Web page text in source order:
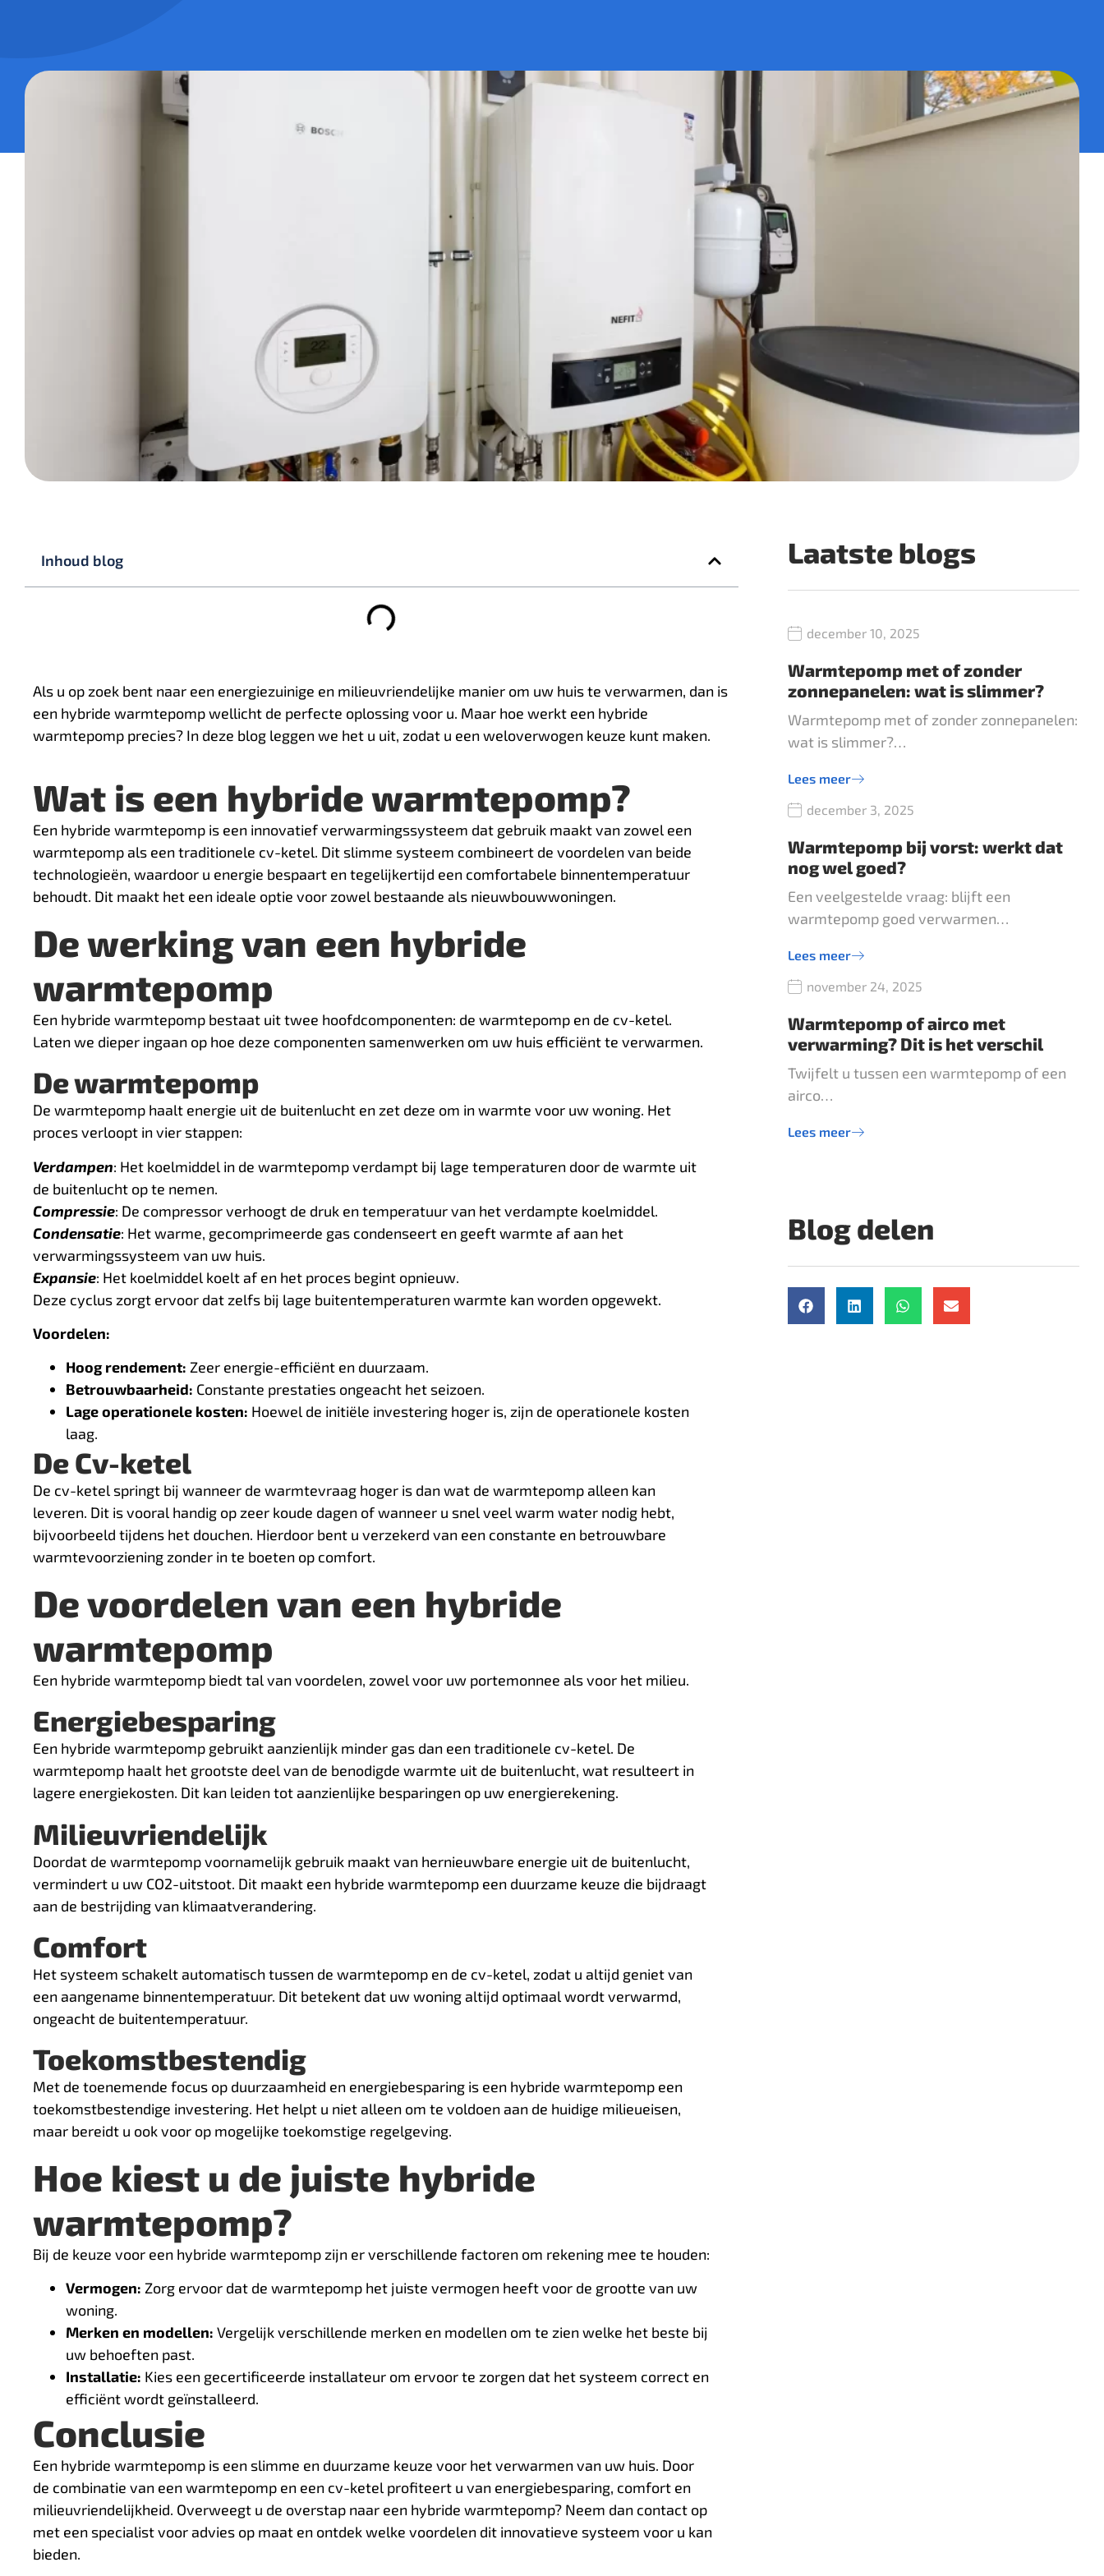
Inhoud blog
Als u op zoek bent naar een energiezuinige en milieuvriendelijke manier om uw huis te verwarmen, dan is
een hybride warmtepomp wellicht de perfecte oplossing voor u. Maar hoe werkt een hybride
warmtepomp precies? In deze blog leggen we het u uit, zodat u een weloverwogen keuze kunt maken.
Wat is een hybride warmtepomp?
Een hybride warmtepomp is een innovatief verwarmingssysteem dat gebruik maakt van zowel een
warmtepomp als een traditionele cv-ketel. Dit slimme systeem combineert de voordelen van beide
technologieën, waardoor u energie bespaart en tegelijkertijd een comfortabele binnentemperatuur
behoudt. Dit maakt het een ideale optie voor zowel bestaande als nieuwbouwwoningen.
De werking van een hybride
warmtepomp
Een hybride warmtepomp bestaat uit twee hoofdcomponenten: de warmtepomp en de cv-ketel.
Laten we dieper ingaan op hoe deze componenten samenwerken om uw huis efficiënt te verwarmen.
De warmtepomp
De warmtepomp haalt energie uit de buitenlucht en zet deze om in warmte voor uw woning. Het
proces verloopt in vier stappen:
Verdampen: Het koelmiddel in de warmtepomp verdampt bij lage temperaturen door de warmte uit
de buitenlucht op te nemen.
Compressie: De compressor verhoogt de druk en temperatuur van het verdampte koelmiddel.
Condensatie: Het warme, gecomprimeerde gas condenseert en geeft warmte af aan het
verwarmingssysteem van uw huis.
Expansie: Het koelmiddel koelt af en het proces begint opnieuw.
Deze cyclus zorgt ervoor dat zelfs bij lage buitentemperaturen warmte kan worden opgewekt.
Voordelen:
Hoog rendement: Zeer energie-efficiënt en duurzaam.
Betrouwbaarheid: Constante prestaties ongeacht het seizoen.
Lage operationele kosten: Hoewel de initiële investering hoger is, zijn de operationele kosten
laag.
De Cv-ketel
De cv-ketel springt bij wanneer de warmtevraag hoger is dan wat de warmtepomp alleen kan
leveren. Dit is vooral handig op zeer koude dagen of wanneer u snel veel warm water nodig hebt,
bijvoorbeeld tijdens het douchen. Hierdoor bent u verzekerd van een constante en betrouwbare
warmtevoorziening zonder in te boeten op comfort.
De voordelen van een hybride
warmtepomp
Een hybride warmtepomp biedt tal van voordelen, zowel voor uw portemonnee als voor het milieu.
Energiebesparing
Een hybride warmtepomp gebruikt aanzienlijk minder gas dan een traditionele cv-ketel. De
warmtepomp haalt het grootste deel van de benodigde warmte uit de buitenlucht, wat resulteert in
lagere energiekosten. Dit kan leiden tot aanzienlijke besparingen op uw energierekening.
Milieuvriendelijk
Doordat de warmtepomp voornamelijk gebruik maakt van hernieuwbare energie uit de buitenlucht,
vermindert u uw CO2-uitstoot. Dit maakt een hybride warmtepomp een duurzame keuze die bijdraagt
aan de bestrijding van klimaatverandering.
Comfort
Het systeem schakelt automatisch tussen de warmtepomp en de cv-ketel, zodat u altijd geniet van
een aangename binnentemperatuur. Dit betekent dat uw woning altijd optimaal wordt verwarmd,
ongeacht de buitentemperatuur.
Toekomstbestendig
Met de toenemende focus op duurzaamheid en energiebesparing is een hybride warmtepomp een
toekomstbestendige investering. Het helpt u niet alleen om te voldoen aan de huidige milieueisen,
maar bereidt u ook voor op mogelijke toekomstige regelgeving.
Hoe kiest u de juiste hybride
warmtepomp?
Bij de keuze voor een hybride warmtepomp zijn er verschillende factoren om rekening mee te houden:
Vermogen: Zorg ervoor dat de warmtepomp het juiste vermogen heeft voor de grootte van uw
woning.
Merken en modellen: Vergelijk verschillende merken en modellen om te zien welke het beste bij
uw behoeften past.
Installatie: Kies een gecertificeerde installateur om ervoor te zorgen dat het systeem correct en
efficiënt wordt geïnstalleerd.
Conclusie
Een hybride warmtepomp is een slimme en duurzame keuze voor het verwarmen van uw huis. Door
de combinatie van een warmtepomp en een cv-ketel profiteert u van energiebesparing, comfort en
milieuvriendelijkheid. Overweegt u de overstap naar een hybride warmtepomp? Neem dan contact op
met een specialist voor advies op maat en ontdek welke voordelen dit innovatieve systeem voor u kan
bieden.
Laatste blogs
december 10, 2025
Warmtepomp met of zonder
zonnepanelen: wat is slimmer?
Warmtepomp met of zonder zonnepanelen:
wat is slimmer?…
Lees meer
december 3, 2025
Warmtepomp bij vorst: werkt dat
nog wel goed?
Een veelgestelde vraag: blijft een
warmtepomp goed verwarmen…
Lees meer
november 24, 2025
Warmtepomp of airco met
verwarming? Dit is het verschil
Twijfelt u tussen een warmtepomp of een
airco…
Lees meer
Blog delen